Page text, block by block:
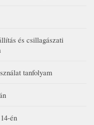
és csillagászati
tanfolyam
én